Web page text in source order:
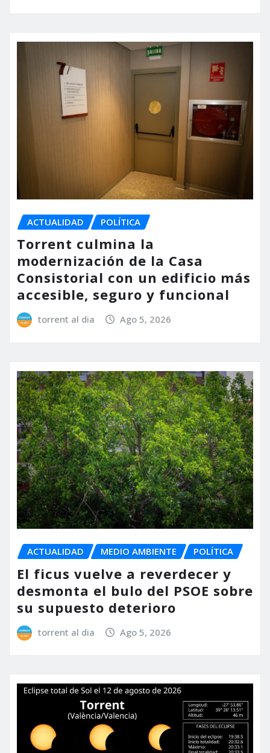
ACTUALIDAD POLÍTICA
Torrent culmina la
modernización de la Casa
Consistorial con un edificio más
accesible, seguro y funcional
torrent al dia Ago 5, 2026
ACTUALIDAD MEDIO AMBIENTE POLÍTICA
El ficus vuelve a reverdecer y
desmonta el bulo del PSOE sobre
su supuesto deterioro
torrent al dia Ago 5, 2026